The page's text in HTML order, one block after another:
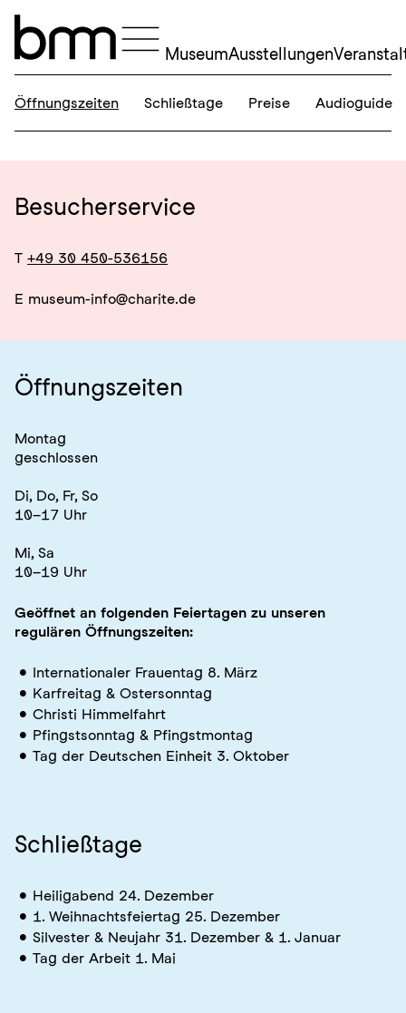
MuseumAusstellungen
Öffnungszeiten Schließtage Preise Audioguide
Besucherservice
T +49 30 450-536156
E museum-info@charite.de
Öffnungszeiten
Montag
geschlossen
Di, Do, Fr, So
10–17 Uhr
Mi, Sa
10–19 Uhr
Geöffnet an folgenden Feiertagen zu unseren
regulären Öffnungszeiten:
Internationaler Frauentag 8. März
Karfreitag & Ostersonntag
Christi Himmelfahrt
Pfingstsonntag & Pfingstmontag
Tag der Deutschen Einheit 3. Oktober
Schließtage
Heiligabend 24. Dezember
1. Weihnachtsfeiertag 25. Dezember
Silvester & Neujahr 31. Dezember & 1. Januar
Tag der Arbeit 1. Mai